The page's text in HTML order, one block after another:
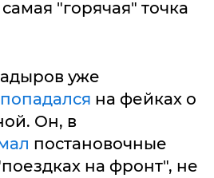
"горячая" точка
уже
попадался на фейках о
Он, в
постановочные
на фронт", не